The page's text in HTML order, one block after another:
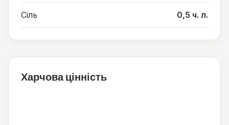
Сіль 0,5 ч. л.
Харчова цінність